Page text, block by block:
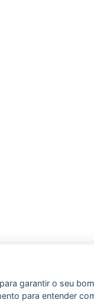
garantir o seu
para entender